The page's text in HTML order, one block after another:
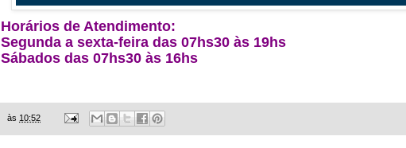
Horários de Atendimento:
Segunda a sexta-feira das 07hs30 às 19hs
Sábados das 07hs30 às 16hs
às 10:52